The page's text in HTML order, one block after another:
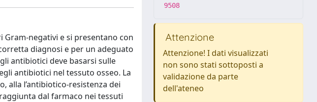
negativi e si presentano con
diagnosi e per un adeguato
antibiotici deve basarsi sulle
antibiotici nel tessuto osseo. La
alla l’antibiotico-resistenza dei
dal farmaco nei tessuti
9508
Attenzione
Attenzione! I dati visualizzati
non sono stati sottoposti a
validazione da parte
dell'ateneo